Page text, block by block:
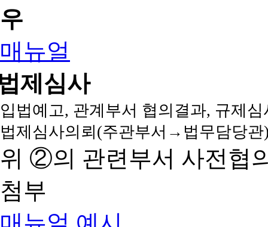
우
매뉴얼
제심사
입법예고, 관계부서 협의결과, 규제
법제심사의뢰(주관부서→법무담당
위 ②의 관련부서 사전협
첨부